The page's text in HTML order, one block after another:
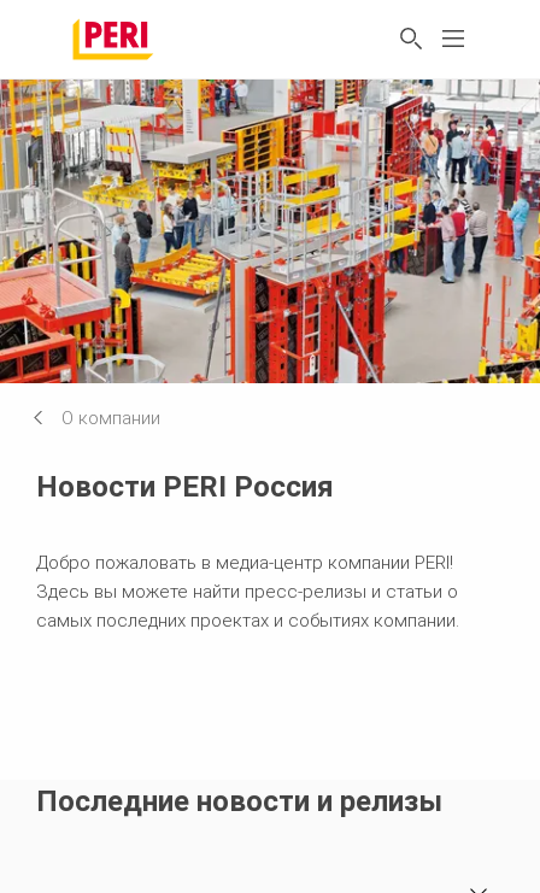
О компании
Новости PERI Россия
Добро пожаловать в медиа-центр компании PERI!
Здесь вы можете найти пресс-релизы и статьи о
самых последних проектах и событиях компании.
Последние новости и релизы